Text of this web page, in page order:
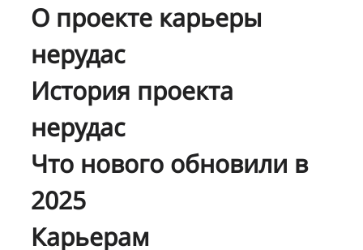
О проекте карьеры
нерудас
История проекта
нерудас
Что нового обновили в
2025
Карьерам